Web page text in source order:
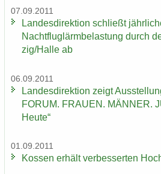
07.09.2011
Lan­des­di­rek­ti­on schließt
Nacht­flug­lärm­be­las­tung durch
zig/Halle ab
06.09.2011
Lan­des­di­rek­ti­on zeigt
FORUM. FRAU­EN. MÄN­NER.
Heute“
01.09.2011
Kos­sen er­hält ver­bes­ser­ten